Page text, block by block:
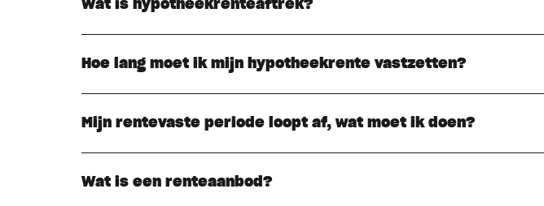
Wat is hypotheekrenteaftrek?
Hoe lang moet ik mijn hypotheekrente vastzetten?
Mijn rentevaste periode loopt af, wat moet ik doen?
Wat is een renteaanbod?